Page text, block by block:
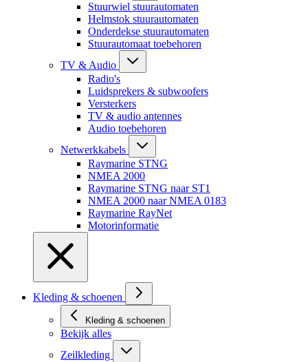
Stuurwiel stuurautomaten
Helmstok stuurautomaten
Onderdekse stuurautomaten
Stuurautomaat toebehoren
TV & Audio
Radio's
Luidsprekers & subwoofers
Versterkers
TV & audio antennes
Audio toebehoren
Netwerkkabels
Raymarine STNG
NMEA 2000
Raymarine STNG naar ST1
NMEA 2000 naar NMEA 0183
Raymarine RayNet
Motorinformatie
Kleding & schoenen
Kleding & schoenen
Bekijk alles
Zeilkleding